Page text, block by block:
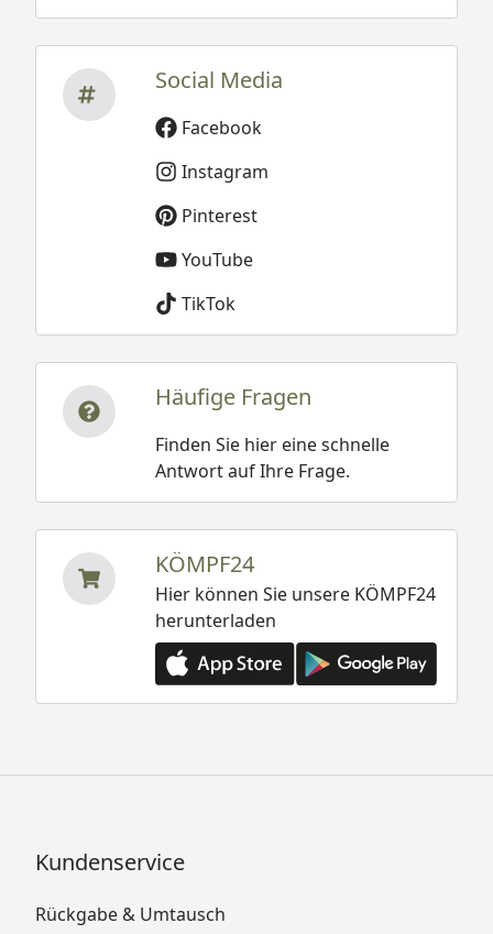
Social Media
Facebook
Instagram
Pinterest
YouTube
TikTok
Häufige Fragen
Finden Sie hier eine schnelle
Antwort auf Ihre Frage.
KÖMPF24
Hier können Sie unsere KÖMPF24
herunterladen
Kundenservice
Rückgabe & Umtausch